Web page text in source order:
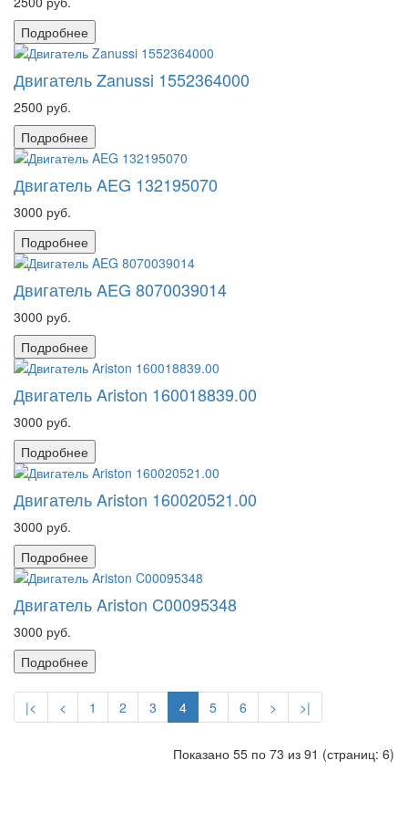
Подробнее
Двигатель Zanussi 1552364000
2500 руб.
Подробнее
Двигатель AEG 132195070
3000 руб.
Подробнее
Двигатель AEG 8070039014
3000 руб.
Подробнее
Двигатель Ariston 160018839.00
3000 руб.
Подробнее
Двигатель Ariston 160020521.00
3000 руб.
Подробнее
Двигатель Ariston C00095348
3000 руб.
Подробнее
|< < 1 2 3 4 5 6 > >|
Показано 55 по 73 из 91 (страниц: 6)